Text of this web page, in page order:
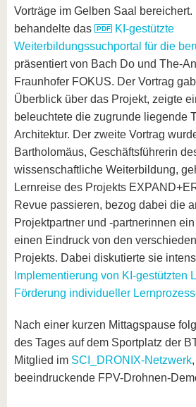
Vorträge im Gelben Saal bereichert.
behandelte das
KI-gestützte
Weiterbildungssuchportal für die
präsentiert von Bach Do und The-
Fraunhofer FOKUS. Der Vortrag
Überblick über das Projekt, zeigte
beleuchtete die zugrunde liegende
Architektur. Der zweite Vortrag
Bartholomäus, Geschäftsführerin
wissenschaftliche Weiterbildung,
Lernreise des Projekts
Revue passieren, bezog dabei die
Projektpartner und -partnerinnen
einen Eindruck von den
Projekts. Dabei diskutierte sie
Implementierung von KI-gestützten
Förderung individueller
Nach einer kurzen Mittagspause
des Tages auf dem Sportplatz der
Mitglied im SCI_DRONIX-Netzwerk
beeindruckende FPV-Drohnen-